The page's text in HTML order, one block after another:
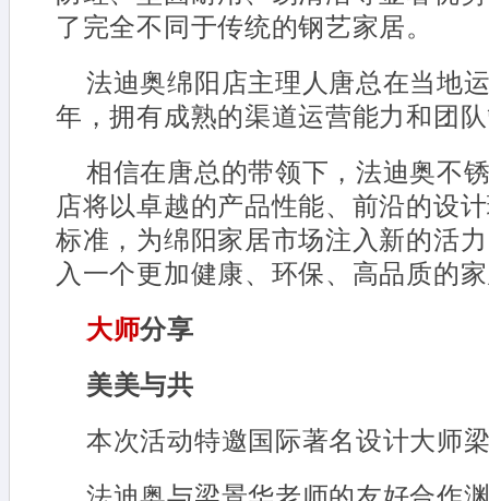
了完全不同于传统的钢艺家居。
法迪奥绵阳店主理人唐总在当地
年，拥有成熟的渠道运营能力和团
相信在唐总的带领下，法迪奥不
店将以卓越的产品性能、前沿的设
标准，为绵阳家居市场注入新的活
入一个更加健康、环保、高品质的
大师分享
美美与共
本次活动特邀国际著名设计大师